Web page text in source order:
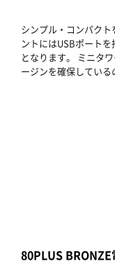
シンプル・コンパク
ントにはUSBポート
となります。 ミニタ
ージンを確保している
80PLUS